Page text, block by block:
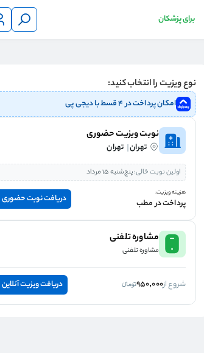
برای پزشکان
نوع ویزیت را انتخاب کنید:
امکان پرداخت در ۴ قسط با دیجی پی
نوبت ویزیت حضوری
تهران تهران
اولین نوبت خالی:پنج‌شنبه 15 مرداد
هزینه ویزیت:
پرداخت در مطب دریافت نوبت حضوری
مشاوره تلفنی
مشاوره تلفنی
شروع از950,000 دریافت ویزیت آنلاین